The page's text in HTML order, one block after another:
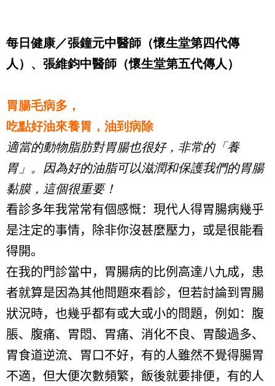
每日健康／張鐘元中醫師（懷生堂第四代傳
人）、張維鈞中醫師（懷生堂第五代傳人）
胃腸毛病多，
吃點好油來養胃，油到病除
適當的動物脂肪對胃腸也很好，非常的「養
胃」。因為好的油脂可以滋潤和保護我們的胃腸
黏膜，這個很重要！
看診多年我常常有個感慨：現代人得胃腸病幾乎
是注定的事情，除非你沒甚麼壓力，或是很能看
得開。
在我的門診當中，胃腸病的比例高達八九成，患
者就算是因為其他問題來看診，但若討論到胃腸
狀況時，也幾乎都有或大或小的問題，例如：腹
脹、腹痛、胃悶、胃痛、消化不良、胃酸過多、
胃食道逆流、胃口不好，有的人雖然不覺得腸胃
不適，但大便次數頻繁，飯後就要排便，有的人